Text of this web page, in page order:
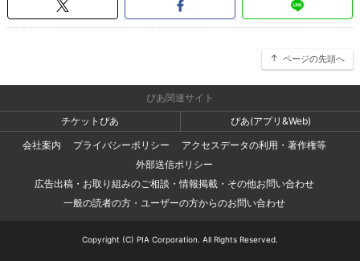
ページの先頭へ
ぴあ関連サイト
チケットぴあ
ぴあ(アプリ&Web)
会社案内
プライバシーポリシー
アクセスデータの利用・著作権等
外部送信ポリシー
広告出稿・お取り組みのご相談・情報掲載・その他お問い合わせ
一般の読者の方・ユーザーの方からのお問い合わせ
Copyright (C) PIA Corporation. All Rights Reserved.